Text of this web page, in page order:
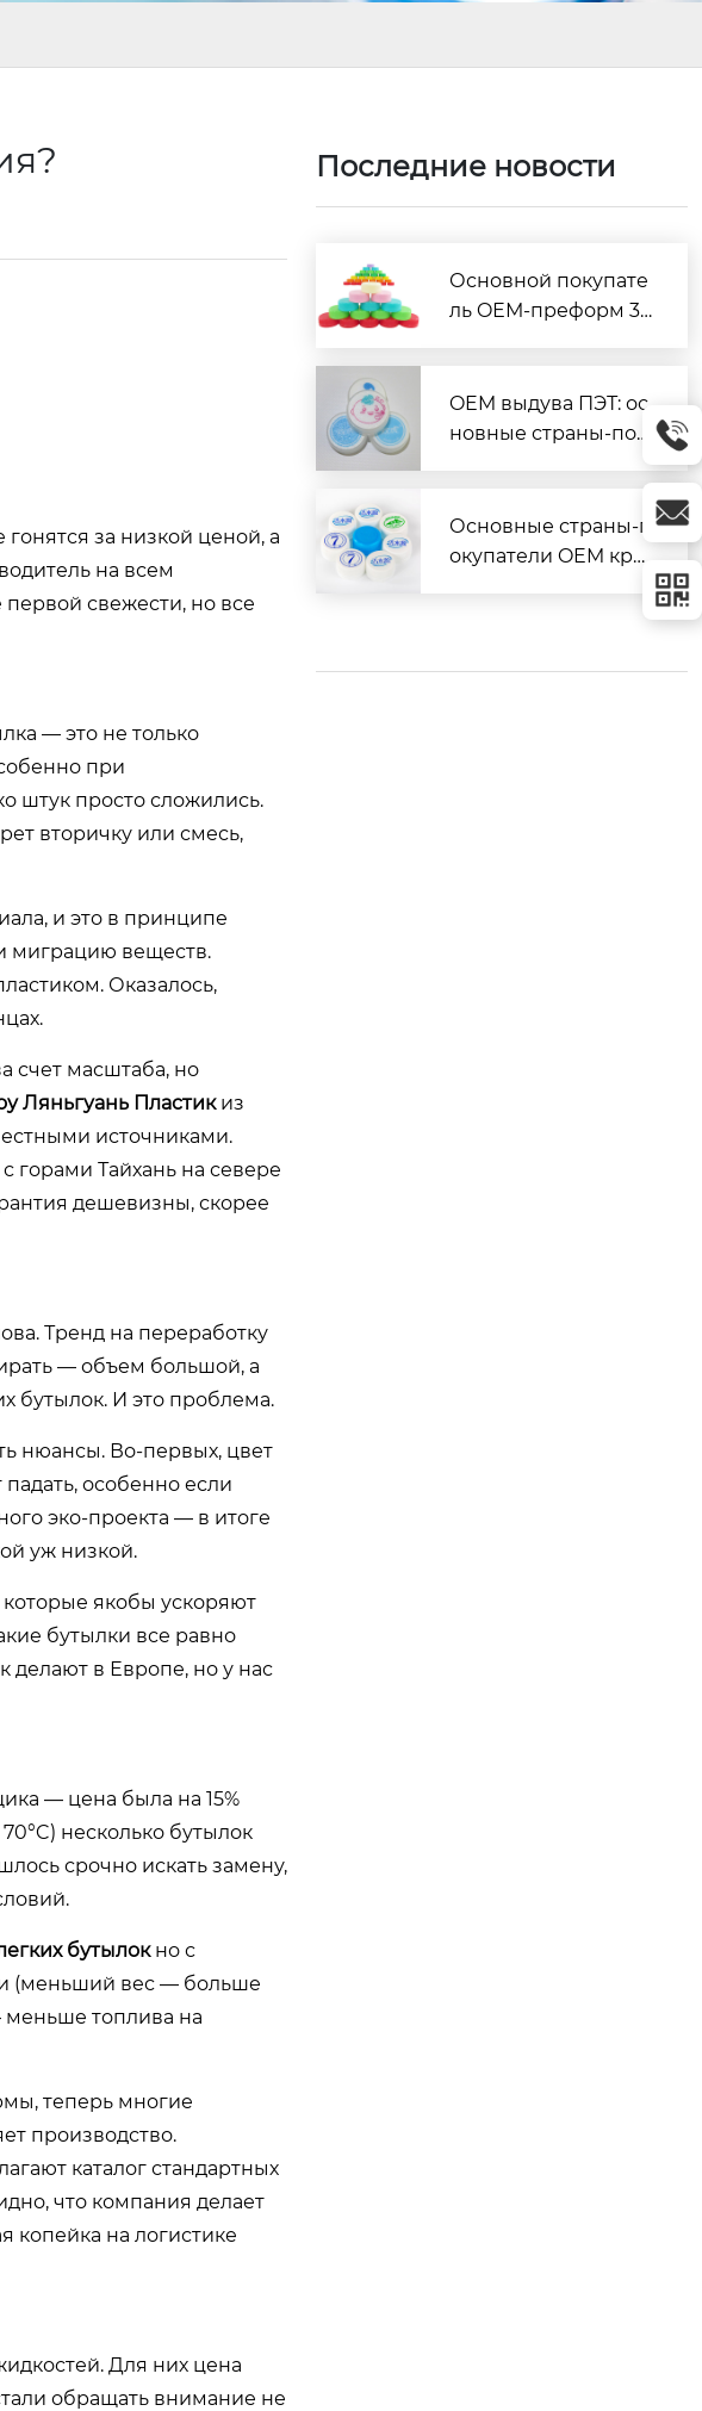
за низкой ценой, а
на всем
первой свежести, но все
— это не только
при
штук просто сложились.
вторичку или смесь,
и это в принципе
миграцию веществ.
Оказалось,
счет масштаба, но
Ляньгуань Пластикиз
источниками.
горами Тайхань на севере
дешевизны, скорее
Тренд на переработку
— объем большой, а
бутылок. И это проблема.
нюансы. Во-первых, цвет
особенно если
эко-проекта — в итоге
уж низкой.
якобы ускоряют
бутылки все равно
делают в Европе, но у нас
— цена была на 15%
несколько бутылок
срочно искать замену,
бутылокно с
(меньший вес — больше
меньше топлива на
теперь многие
производство.
каталог стандартных
что компания делает
копейка на логистике
Для них цена
обращать внимание не
Последние новости
Основной покупате
ль OЕМ-преформ 38
OEM выдува ПЭТ: ос
новные страны-пок
Основные страны-п
окупатели OEM кры